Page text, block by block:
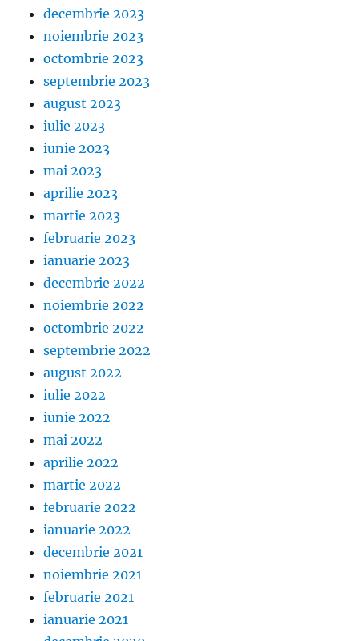
decembrie 2023
noiembrie 2023
octombrie 2023
septembrie 2023
august 2023
iulie 2023
iunie 2023
mai 2023
aprilie 2023
martie 2023
februarie 2023
ianuarie 2023
decembrie 2022
noiembrie 2022
octombrie 2022
septembrie 2022
august 2022
iulie 2022
iunie 2022
mai 2022
aprilie 2022
martie 2022
februarie 2022
ianuarie 2022
decembrie 2021
noiembrie 2021
februarie 2021
ianuarie 2021